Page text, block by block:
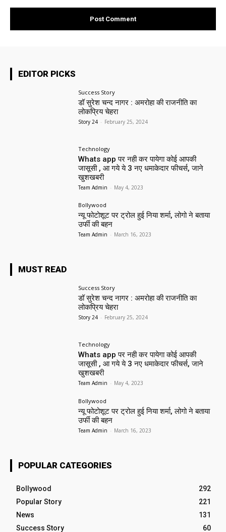
EDITOR PICKS
Success Story
डॉ सुरेश चन्द नागर : अमरोहा की राजनीति का
लोकप्रिय चेहरा
Story 24 - February 25, 2024
Technology
Whats app पर नही कर पायेगा कोई आपकी
जासूसी , आ गये ये 3 नए धमाकेदार फीचर्स, जाने
खुशखबरी
Team Admin - May 4, 2023
Bollywood
न्यू फोटोशूट पर ट्रोल हुई निया शर्मा, लोगो ने बताया
उर्फी की बहन
Team Admin - March 16, 2023
MUST READ
Success Story
डॉ सुरेश चन्द नागर : अमरोहा की राजनीति का
लोकप्रिय चेहरा
Story 24 - February 25, 2024
Technology
Whats app पर नही कर पायेगा कोई आपकी
जासूसी , आ गये ये 3 नए धमाकेदार फीचर्स, जाने
खुशखबरी
Team Admin - May 4, 2023
Bollywood
न्यू फोटोशूट पर ट्रोल हुई निया शर्मा, लोगो ने बताया
उर्फी की बहन
Team Admin - March 16, 2023
POPULAR CATEGORIES
Bollywood
292
Popular Story
221
News
131
Success Story
60